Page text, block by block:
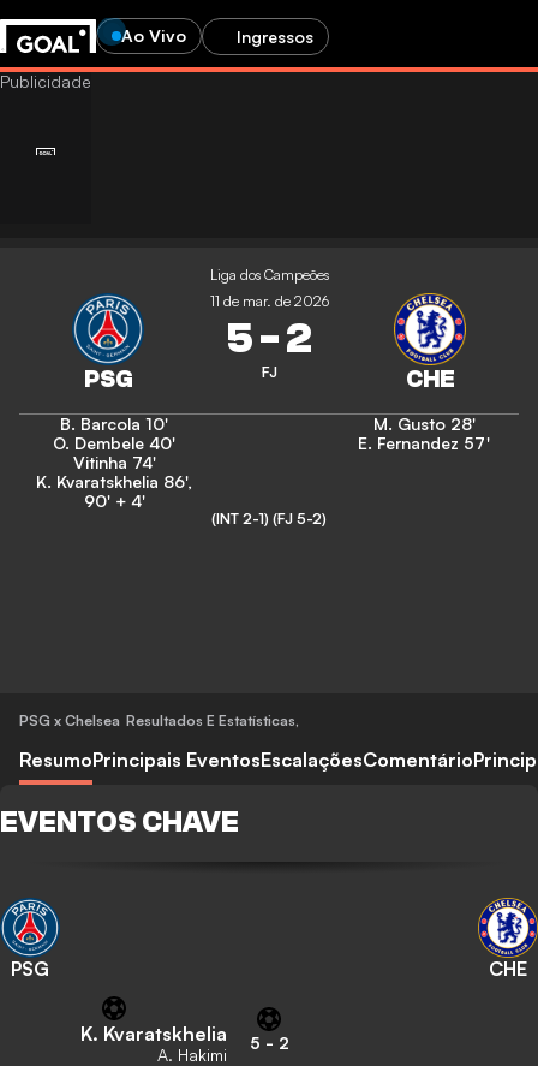
Ao Vivo Ingressos
Liga dos Campeões
11 de mar. de 2026
5-2
FJ
B. Barcola 10'
O. Dembele 40'
Vitinha 74'
K. Kvaratskhelia 86',
90' + 4'
M. Gusto 28'
E. Fernandez 57'
(INT 2-1) (FJ 5-2)
PSG x Chelsea Resultados E Estatísticas,
ResumoPrincipais EventosEscalaçõesComentário
EVENTOS CHAVE
PSG CHE
K. Kvaratskhelia
A. Hakimi
5 - 2